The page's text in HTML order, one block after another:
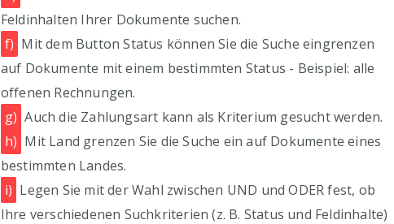
Feldinhalten Ihrer Dokumente suchen.
f) Mit dem Button Status können Sie die Suche eingrenzen
auf Dokumente mit einem bestimmten Status - Beispiel: alle
offenen Rechnungen.
g) Auch die Zahlungsart kann als Kriterium gesucht werden.
h) Mit Land grenzen Sie die Suche ein auf Dokumente eines
bestimmten Landes.
i) Legen Sie mit der Wahl zwischen UND und ODER fest, ob
Ihre verschiedenen Suchkriterien (z. B. Status und Feldinhalte)